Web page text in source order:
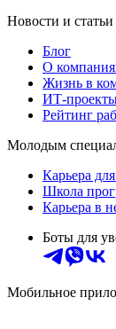
Новости и статьи
Блог
О
Жизнь в
ИТ-
Рейтинг
Молодым
Карьера
Школа
Карьера в
Боты для
Мобильное